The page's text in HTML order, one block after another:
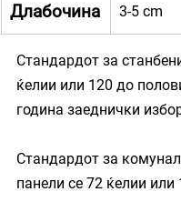
Длабочина 3-5 cm
Стандардот за
ќелии или 120 до
година заеднички
Стандардот за
панели се 72 ќелии или